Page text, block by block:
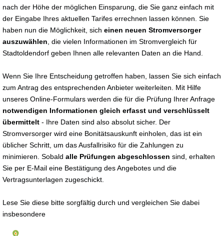
nach der Höhe der möglichen Einsparung, die Sie ganz einfach mit
der Eingabe Ihres aktuellen Tarifes errechnen lassen können. Sie
haben nun die Möglichkeit, sich einen neuen Stromversorger
auszuwählen , die vielen Informationen im Stromvergleich für
Stadtoldendorf geben Ihnen alle relevanten Daten an die Hand.
Wenn Sie Ihre Entscheidung getroffen haben, lassen Sie sich einfach
zum Antrag des entsprechenden Anbieter weiterleiten. Mit Hilfe
unseres Online-Formulars werden die für die Prüfung Ihrer Anfrage
notwendigen Informationen gleich erfasst und verschlüsselt
übermittelt - Ihre Daten sind also absolut sicher. Der
Stromversorger wird eine Bonitätsauskunft einholen, das ist ein
üblicher Schritt, um das Ausfallrisiko für die Zahlungen zu
minimieren. Sobald alle Prüfungen abgeschlossen sind, erhalten
Sie per E-Mail eine Bestätigung des Angebotes und die
Vertragsunterlagen zugeschickt.
Lese Sie diese bitte sorgfältig durch und vergleichen Sie dabei
insbesondere